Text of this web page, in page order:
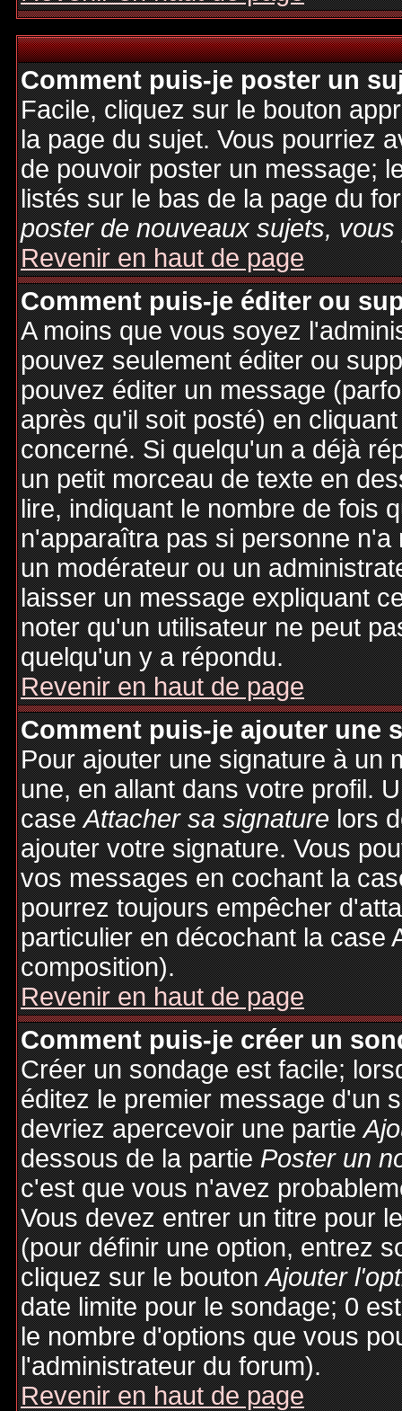
Comment puis-je poster un
Facile, cliquez sur le bouton
la page du sujet. Vous pourriez
de pouvoir poster un message;
listés sur le bas de la page du
poster de nouveaux sujets,
Revenir en haut de page
Comment puis-je éditer ou
A moins que vous soyez
pouvez seulement éditer ou
pouvez éditer un message
après qu'il soit posté) en
concerné. Si quelqu'un a déjà
un petit morceau de texte en
lire, indiquant le nombre de fois
n'apparaîtra pas si personne
un modérateur ou un
laisser un message expliquant
noter qu'un utilisateur ne peut
quelqu'un y a répondu.
Revenir en haut de page
Comment puis-je ajouter une
Pour ajouter une signature à un
une, en allant dans votre profil.
caseAttacher sa signaturelors
ajouter votre signature. Vous
vos messages en cochant la
pourrez toujours empêcher
particulier en décochant la case
composition).
Revenir en haut de page
Comment puis-je créer un
Créer un sondage est facile;
éditez le premier message d'un
devriez apercevoir une partie
dessous de la partiePoster un
c'est que vous n'avez
Vous devez entrer un titre pour
(pour définir une option, entrez
cliquez sur le boutonAjouter
date limite pour le sondage; 0
le nombre d'options que vous
l'administrateur du forum).
Revenir en haut de page